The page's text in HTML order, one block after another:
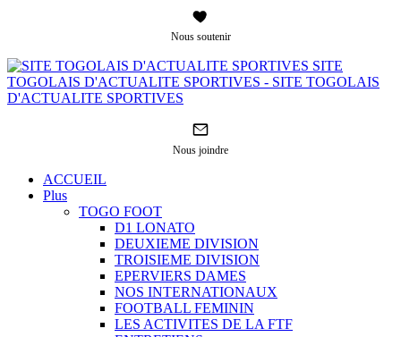
Nous soutenir
SITE
TOGOLAIS D'ACTUALITE SPORTIVES - SITE TOGOLAIS
D'ACTUALITE SPORTIVES
Nous joindre
ACCUEIL
Plus
TOGO FOOT
D1 LONATO
DEUXIEME DIVISION
TROISIEME DIVISION
EPERVIERS DAMES
NOS INTERNATIONAUX
FOOTBALL FEMININ
LES ACTIVITES DE LA FTF